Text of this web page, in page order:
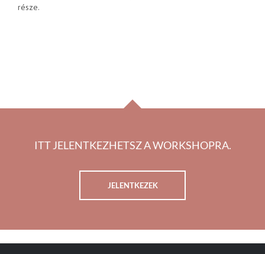
része.
ITT JELENTKEZHETSZ A WORKSHOPRA.
JELENTKEZEK